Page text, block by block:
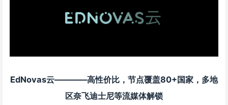
EdNovas云————高性价比，节点覆盖80+国家，多地
区奈飞迪士尼等流媒体解锁